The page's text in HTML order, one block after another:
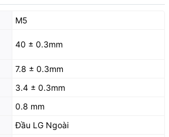
M5
40 ± 0.3mm
7.8 ± 0.3mm
3.4 ± 0.3mm
0.8 mm
Đầu LG Ngoài